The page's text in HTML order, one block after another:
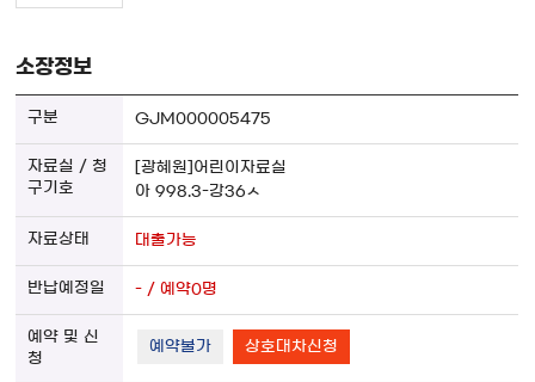
소장정보
GJM000005475
[광혜원]어린이자료실
아 998.3-강36ㅅ
대출가능
- / 예약0명
예약불가 상호대차신청